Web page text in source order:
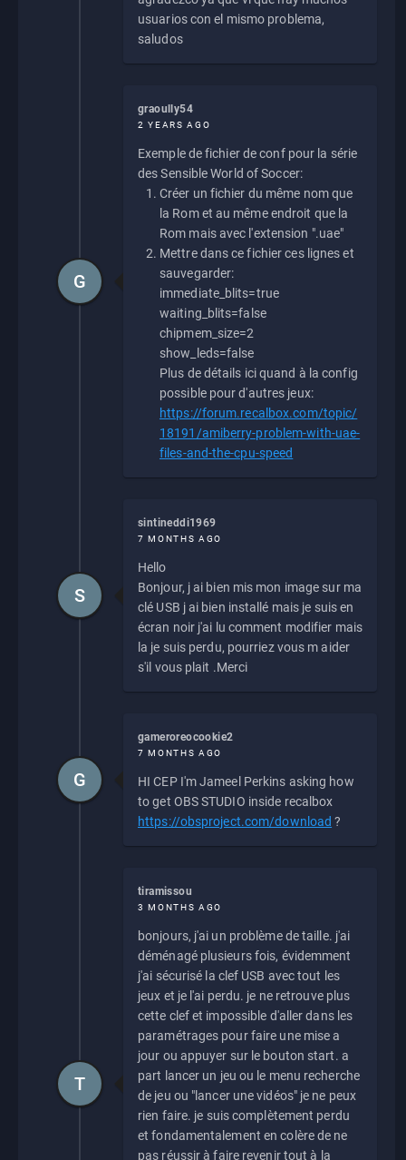
usuarios con el mismo problema,
saludos
graoully54
2 YEARS AGO
Exemple de fichier de conf pour la série
des Sensible World of Soccer:
Créer un fichier du même nom que
la Rom et au même endroit que la
Rom mais avec l'extension ".uae"
Mettre dans ce fichier ces lignes et
sauvegarder:
immediate_blits=true
waiting_blits=false
chipmem_size=2
show_leds=false
Plus de détails ici quand à la config
possible pour d'autres jeux:
https://forum.recalbox.com/topic/
18191/amiberry-problem-with-uae-
files-and-the-cpu-speed
G
sintineddi1969
7 MONTHS AGO
Hello
Bonjour, j ai bien mis mon image sur ma
clé USB j ai bien installé mais je suis en
écran noir j'ai lu comment modifier mais
la je suis perdu, pourriez vous m aider
s'il vous plait .Merci
S
gameroreocookie2
7 MONTHS AGO
HI CEP I'm Jameel Perkins asking how
to get OBS STUDIO inside recalbox
https://obsproject.com/download ?
G
tiramissou
3 MONTHS AGO
bonjours, j'ai un problème de taille. j'ai
déménagé plusieurs fois, évidemment
j'ai sécurisé la clef USB avec tout les
jeux et je l'ai perdu. je ne retrouve plus
cette clef et impossible d'aller dans les
paramétrages pour faire une mise a
jour ou appuyer sur le bouton start. a
part lancer un jeu ou le menu recherche
de jeu ou "lancer une vidéos" je ne peux
rien faire. je suis complètement perdu
et fondamentalement en colère de ne
pas réussir à faire revenir tout à la
T